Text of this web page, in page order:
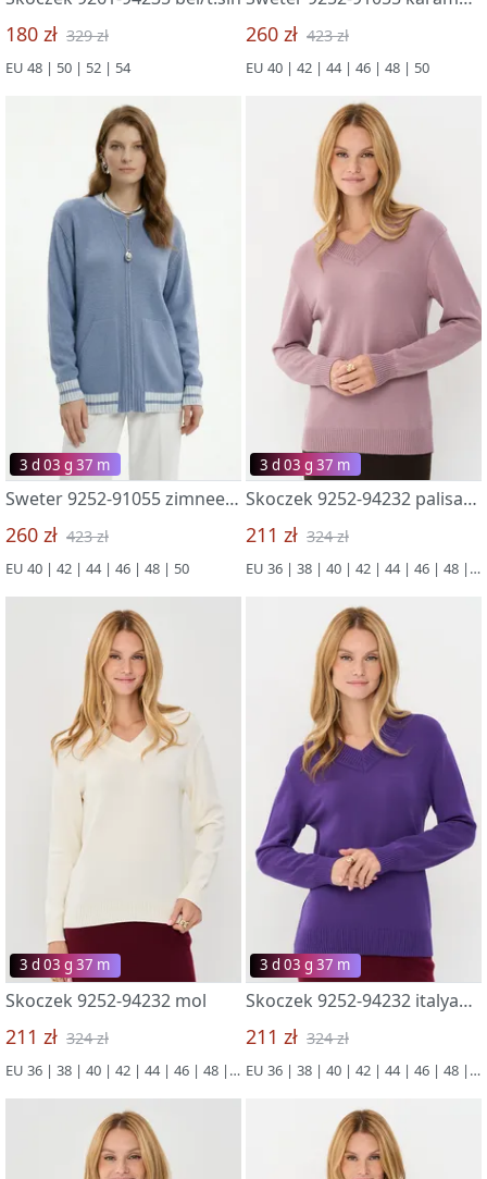
180 zł 329 zł
EU 48 | 50 | 52 | 54
260 zł 423 zł
EU 40 | 42 | 44 | 46 | 48 | 50
3 d 03 g 37 m
Sweter 9252-91055 zimnee utro/osennee nebo
260 zł 423 zł
EU 40 | 42 | 44 | 46 | 48 | 50
3 d 03 g 37 m
Skoczek 9252-94232 palisandr
211 zł 324 zł
EU 36 | 38 | 40 | 42 | 44 | 46 | 48 | 50
3 d 03 g 37 m
Skoczek 9252-94232 mol
211 zł 324 zł
EU 36 | 38 | 40 | 42 | 44 | 46 | 48 | 50
3 d 03 g 37 m
Skoczek 9252-94232 italyanskaya sliva
211 zł 324 zł
EU 36 | 38 | 40 | 42 | 44 | 46 | 48 | 50